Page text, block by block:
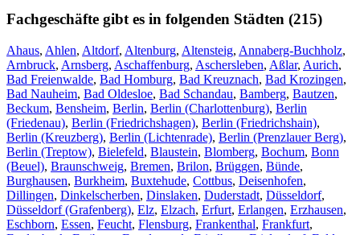
Fachgeschäfte gibt es in folgenden Städten (215)
Ahaus, Ahlen, Altdorf, Altenburg, Altensteig, Annaberg-Buchholz,
Arnbruck, Arnsberg, Aschaffenburg, Aschersleben, Aßlar, Aurich,
Bad Freienwalde, Bad Homburg, Bad Kreuznach, Bad Krozingen,
Bad Nauheim, Bad Oldesloe, Bad Schandau, Bamberg, Bautzen,
Beckum, Bensheim, Berlin, Berlin (Charlottenburg), Berlin
(Friedenau), Berlin (Friedrichshagen), Berlin (Friedrichshain),
Berlin (Kreuzberg), Berlin (Lichtenrade), Berlin (Prenzlauer Berg),
Berlin (Treptow), Bielefeld, Blaustein, Blomberg, Bochum, Bonn
(Beuel), Braunschweig, Bremen, Brilon, Brüggen, Bünde,
Burghausen, Burkheim, Buxtehude, Cottbus, Deisenhofen,
Dillingen, Dinkelscherben, Dinslaken, Duderstadt, Düsseldorf,
Düsseldorf (Grafenberg), Elz, Elzach, Erfurt, Erlangen, Erzhausen,
Eschborn, Essen, Feucht, Flensburg, Frankenthal, Frankfurt,